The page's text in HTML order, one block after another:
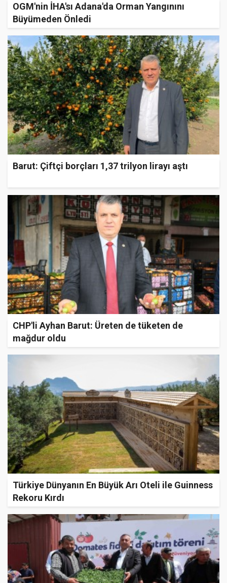
OGM'nin İHA'sı Adana'da Orman Yangınını
Büyümeden Önledi
Barut: Çiftçi borçları 1,37 trilyon lirayı aştı
CHP'li Ayhan Barut: Üreten de tüketen de
mağdur oldu
Türkiye Dünyanın En Büyük Arı Oteli ile Guinness
Rekoru Kırdı